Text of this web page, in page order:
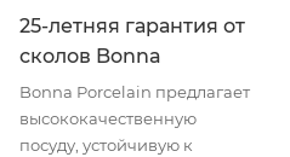
25-летняя гарантия от
сколов Bonna
Bonna Porcelain предлагает
высококачественную
посуду, устойчивую к